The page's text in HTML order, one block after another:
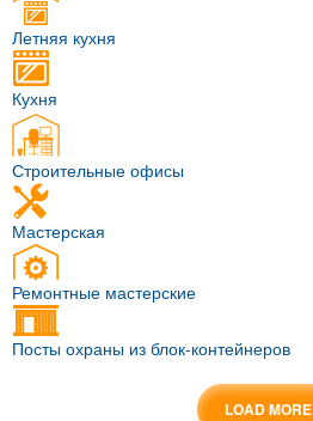
Летняя кухня
Кухня
Строительные офисы
Мастерская
Ремонтные мастерские
Посты охраны из блок-контейнеров
LOAD MORE